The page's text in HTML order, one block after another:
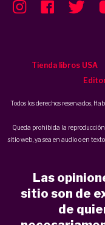
Tienda libros USA
Todos los derechos reservados,
Queda prohibida la
sitio web, ya sea en audio o en
Las
sitio son de
de